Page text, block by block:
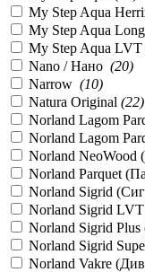
My Step Aqua
My Step Aqua Long
My Step Aqua LVT
Nano / Нано (20)
Narrow (10)
Natura Original (22)
Norland Lagom
Norland Lagom
Norland NeoWood
Norland Parquet
Norland Sigrid
Norland Sigrid
Norland Sigrid
Norland Sigrid
Norland Vakre